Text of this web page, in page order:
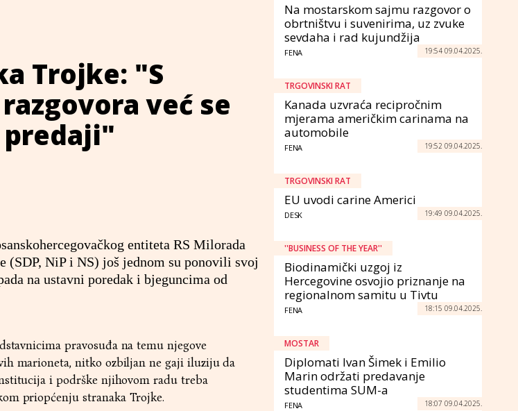
Trojke: "S
već se
predaji"
entiteta RS Milorada
(SDP, NiP i NS) još jednom su ponovili svoj
na ustavni poredak i bjeguncima od
pravosuđa na temu njegove
marioneta, nitko ozbiljan ne gaji iluziju da
i podrške njihovom radu treba
priopćenju stranaka Trojke.
Na mostarskom sajmu razgovor o
obrtništvu i suvenirima, uz zvuke
sevdaha i rad kujundžija
FENA 19:54 09.04.2025.
TRGOVINSKI RAT
Kanada uzvraća recipročnim
mjerama američkim carinama na
automobile
FENA 19:52 09.04.2025.
TRGOVINSKI RAT
EU uvodi carine Americi
DESK 19:49 09.04.2025.
''BUSINESS OF THE YEAR''
Biodinamički uzgoj iz
Hercegovine osvojio priznanje na
regionalnom samitu u Tivtu
FENA 18:15 09.04.2025.
MOSTAR
Diplomati Ivan Šimek i Emilio
Marin održati predavanje
studentima SUM-a
FENA 18:07 09.04.2025.